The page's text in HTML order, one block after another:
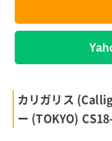
カリガリス
ー (TOKYO)